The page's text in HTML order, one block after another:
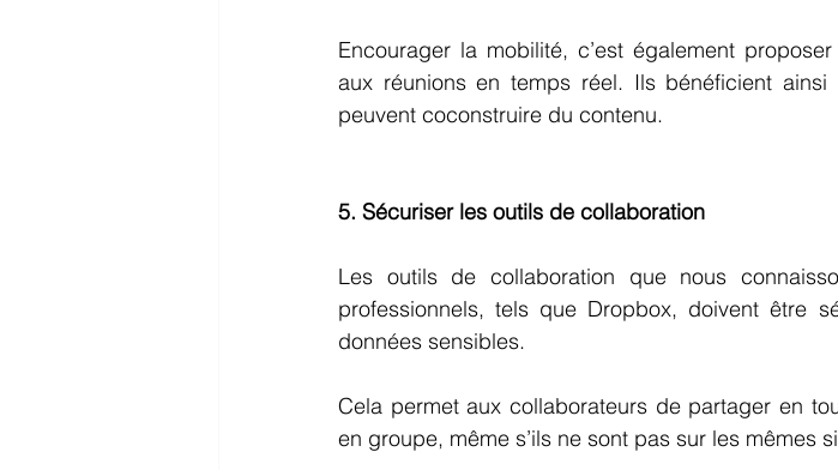
Encourager la mobilité, c’est également
aux réunions en temps réel. Ils bénéficient
peuvent coconstruire du contenu.
5. Sécuriser les outils de collaboration
Les outils de collaboration que nous
professionnels, tels que Dropbox, doivent être
données sensibles.
Cela permet aux collaborateurs de partager en
en groupe, même s’ils ne sont pas sur les mêmes